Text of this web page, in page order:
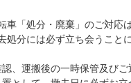
車「処分・廃棄」のご対応
処分には必ず立ち会うこと
、運搬後の一時保管及びご